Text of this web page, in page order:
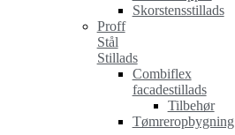
Skorstensstillads
Proff
Stål
Stillads
Combiflex
facadestillads
Tilbehør
Tømreropbygning